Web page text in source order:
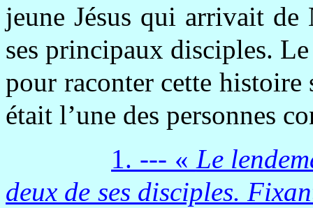
jeune Jésus qui arrivait
ses principaux disciples.
pour raconter cette
était l’une des personnes
1. --- « Le
deux de ses disciples.